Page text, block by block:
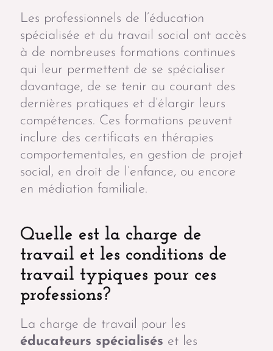
Les professionnels de l’éducation
spécialisée et du travail social ont accès
à de nombreuses formations continues
qui leur permettent de se spécialiser
davantage, de se tenir au courant des
dernières pratiques et d’élargir leurs
compétences. Ces formations peuvent
inclure des certificats en thérapies
comportementales, en gestion de projet
social, en droit de l’enfance, ou encore
en médiation familiale.
Quelle est la charge de
travail et les conditions de
travail typiques pour ces
professions?
La charge de travail pour les
éducateurs spécialisés et les